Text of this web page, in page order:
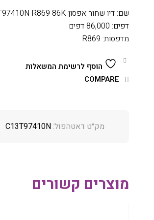
שם: דיו שחור אפסון C13T97410N R869 86K
דפים: 86,000 דפים
מדפסות: R869
הוסף לרשימת המשאלות
COMPARE
מק״ט דאטהפול: C13T97410N
מוצרים קשורים